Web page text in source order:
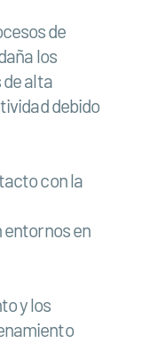
de
los
alta
debido
con la
entornos en
y los